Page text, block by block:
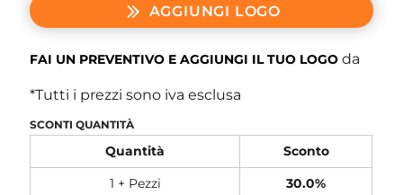
AGGIUNGI LOGO
FAI UN PREVENTIVO E AGGIUNGI IL TUO LOGO da
*Tutti i prezzi sono iva esclusa
SCONTI QUANTITÀ
Quantità
Sconto
1 + Pezzi
30.0%